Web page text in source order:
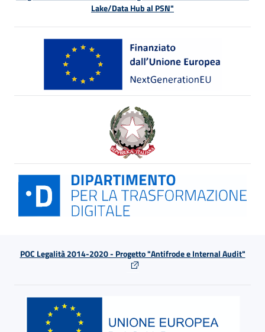
Lake/Data Hub al PSN"
POC Legalità 2014-2020 - Progetto "Antifrode e Internal Audit"